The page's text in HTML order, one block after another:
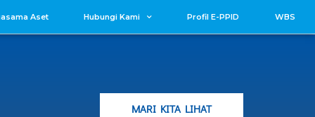
Aset Hubungi Kami Profil E-PPID WBS
MARI KITA LIHAT